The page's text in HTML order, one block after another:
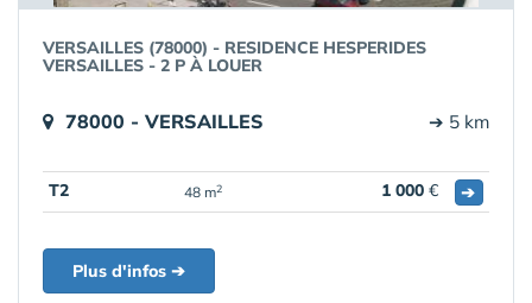
VERSAILLES (78000) - RESIDENCE HESPERIDES
VERSAILLES - 2 P À LOUER
78000 - VERSAILLES ➔ 5 km
T2 48 m2 1 000 € ➔
Plus d'infos ➔